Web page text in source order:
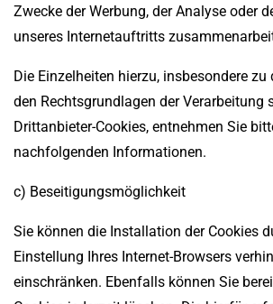
Zwecke der Werbung, der Analyse oder
unseres Internetauftritts
Die Einzelheiten hierzu, insbesondere zu
den Rechtsgrundlagen der Verarbeitung
Drittanbieter-Cookies, entnehmen Sie
nachfolgenden Informationen.
c) Beseitigungsmöglichkeit
Sie können die Installation der Cookies
Einstellung Ihres Internet-Browsers
einschränken. Ebenfalls können Sie